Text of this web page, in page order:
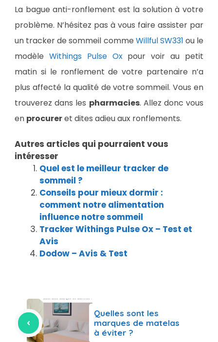
La bague anti-ronflement est la solution à votre
problème. N’hésitez pas à vous faire assister par
un tracker de sommeil comme Willful SW331 ou le
modèle Withings Pulse Oxpour voir au petit
matin si le ronflement de votre partenaire n’a
plus affecté la qualité de votre sommeil. Vous en
trouverez dans les pharmacies. Allez donc vous
en procureret dites adieu aux ronflements.
Autres articles qui pourraient vous
intéresser
Quel est le meilleur tracker de
sommeil ?
Conseils pour mieux dormir :
comment notre alimentation
influence notre sommeil
Tracker Withings Pulse Ox – Test et
Avis
Dodow – Avis & Test
Quelles sont les
marques de matelas
à éviter ?